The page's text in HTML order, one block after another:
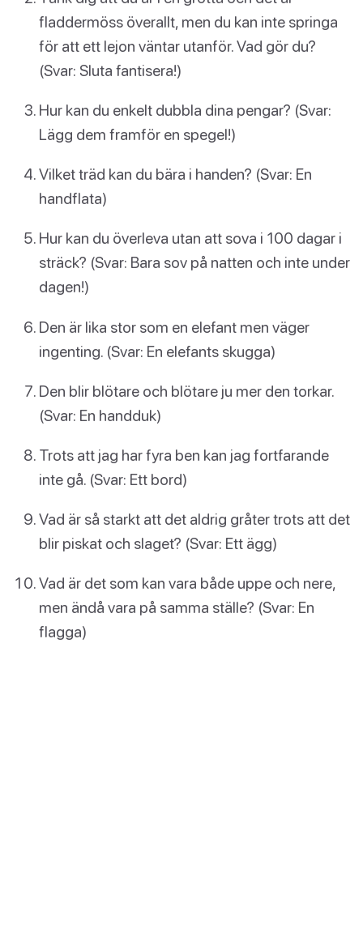
fladdermöss överallt, men du kan inte springa
för att ett lejon väntar utanför. Vad gör du?
(Svar: Sluta fantisera!)
Hur kan du enkelt dubbla dina pengar? (Svar:
Lägg dem framför en spegel!)
Vilket träd kan du bära i handen? (Svar: En
handflata)
Hur kan du överleva utan att sova i 100 dagar i
sträck? (Svar: Bara sov på natten och inte under
dagen!)
Den är lika stor som en elefant men väger
ingenting. (Svar: En elefants skugga)
Den blir blötare och blötare ju mer den torkar.
(Svar: En handduk)
Trots att jag har fyra ben kan jag fortfarande
inte gå. (Svar: Ett bord)
Vad är så starkt att det aldrig gråter trots att det
blir piskat och slaget? (Svar: Ett ägg)
Vad är det som kan vara både uppe och nere,
men ändå vara på samma ställe? (Svar: En
flagga)